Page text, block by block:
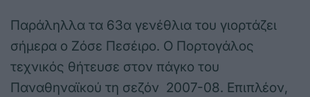
Παράληλλα τα 63α γενέθλια του γιορτάζει
σήμερα ο Ζόσε Πεσέιρο. Ο Πορτογάλος
τεχνικός θήτευσε στον πάγκο του
Παναθηναϊκού τη σεζόν 2007-08. Επιπλέον,